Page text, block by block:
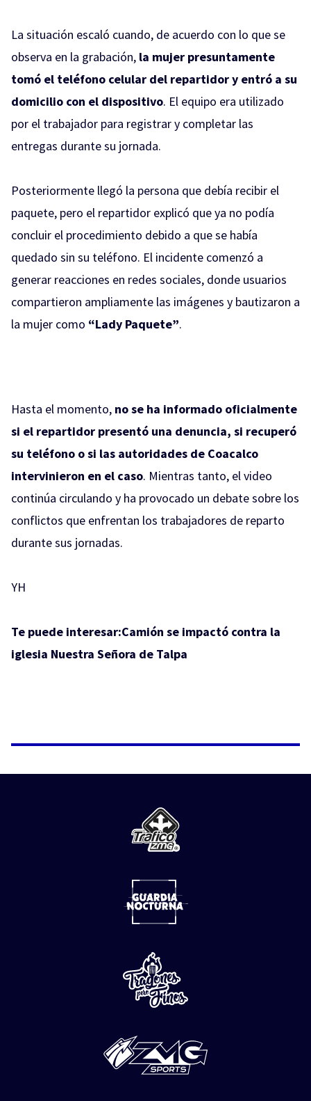
La situación escaló cuando, de acuerdo con lo que se
observa en la grabación, la mujer presuntamente
tomó el teléfono celular del repartidor y entró a su
domicilio con el dispositivo. El equipo era utilizado
por el trabajador para registrar y completar las
entregas durante su jornada.
Posteriormente llegó la persona que debía recibir el
paquete, pero el repartidor explicó que ya no podía
concluir el procedimiento debido a que se había
quedado sin su teléfono. El incidente comenzó a
generar reacciones en redes sociales, donde usuarios
compartieron ampliamente las imágenes y bautizaron a
la mujer como “Lady Paquete”.
Hasta el momento, no se ha informado oficialmente
si el repartidor presentó una denuncia, si recuperó
su teléfono o si las autoridades de Coacalco
intervinieron en el caso. Mientras tanto, el video
continúa circulando y ha provocado un debate sobre los
conflictos que enfrentan los trabajadores de reparto
durante sus jornadas.
YH
Te puede interesar:Camión se impactó contra la
iglesia Nuestra Señora de Talpa